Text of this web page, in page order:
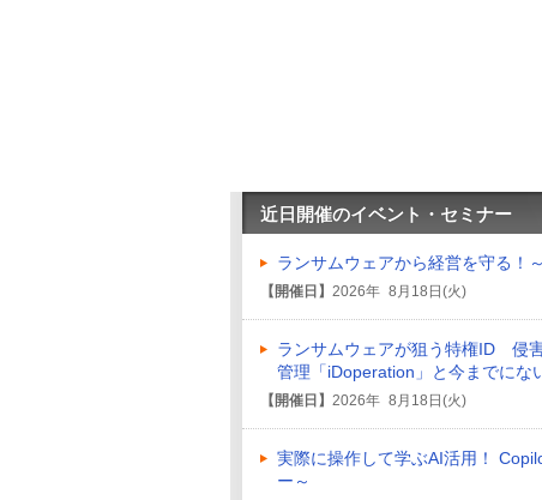
近日開催のイベント・セミナー
ランサムウェアから経営を守る！
【開催日】 2026年 8月18日(火)
ランサムウェアが狙う特権ID 侵
管理「iDoperation」と今までにな
【開催日】 2026年 8月18日(火)
実際に操作して学ぶAI活用！
ー～